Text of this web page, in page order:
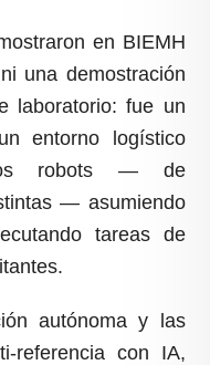
en BIEMH
una demostración
laboratorio: fue un
entorno logístico
robots — de
— asumiendo
tareas de
autónoma y las
referencia con IA,